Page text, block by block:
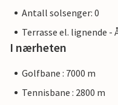
Antall solsenger: 0
Terrasse el. lignende -
I nærheten
Golfbane : 7000 m
Tennisbane : 2800 m